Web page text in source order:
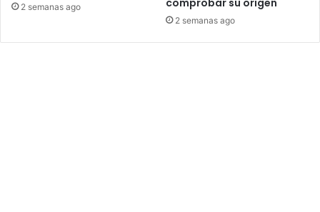
2 semanas ago
2 semanas ago